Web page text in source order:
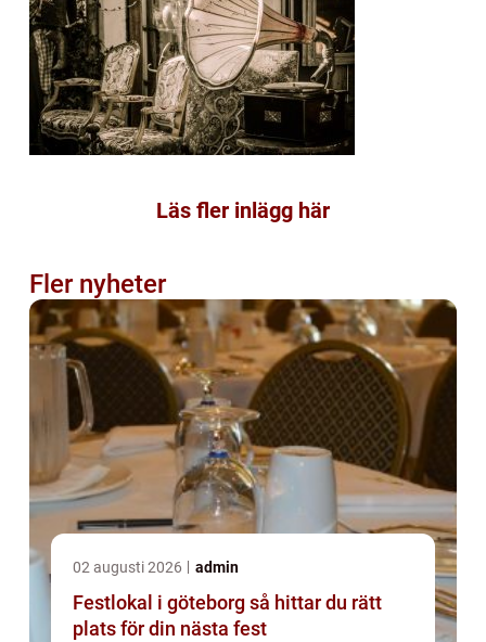
Läs fler inlägg här
Fler nyheter
02 augusti 2026 admin
Festlokal i göteborg så hittar du rätt
plats för din nästa fest